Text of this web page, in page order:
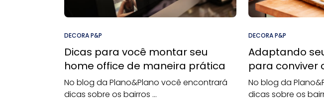
DECORA P&P
Dicas para você montar seu
home office de maneira prática
No blog da Plano&Plano você encontrará
dicas sobre os bairros ...
DECORA P&P
Adaptando
para conviver
No blog da
dicas sobre os